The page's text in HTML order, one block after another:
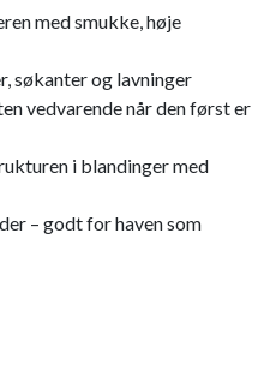
med smukke, høje
søkanter og lavninger
vedvarende når den først er
i blandinger med
– godt for haven som